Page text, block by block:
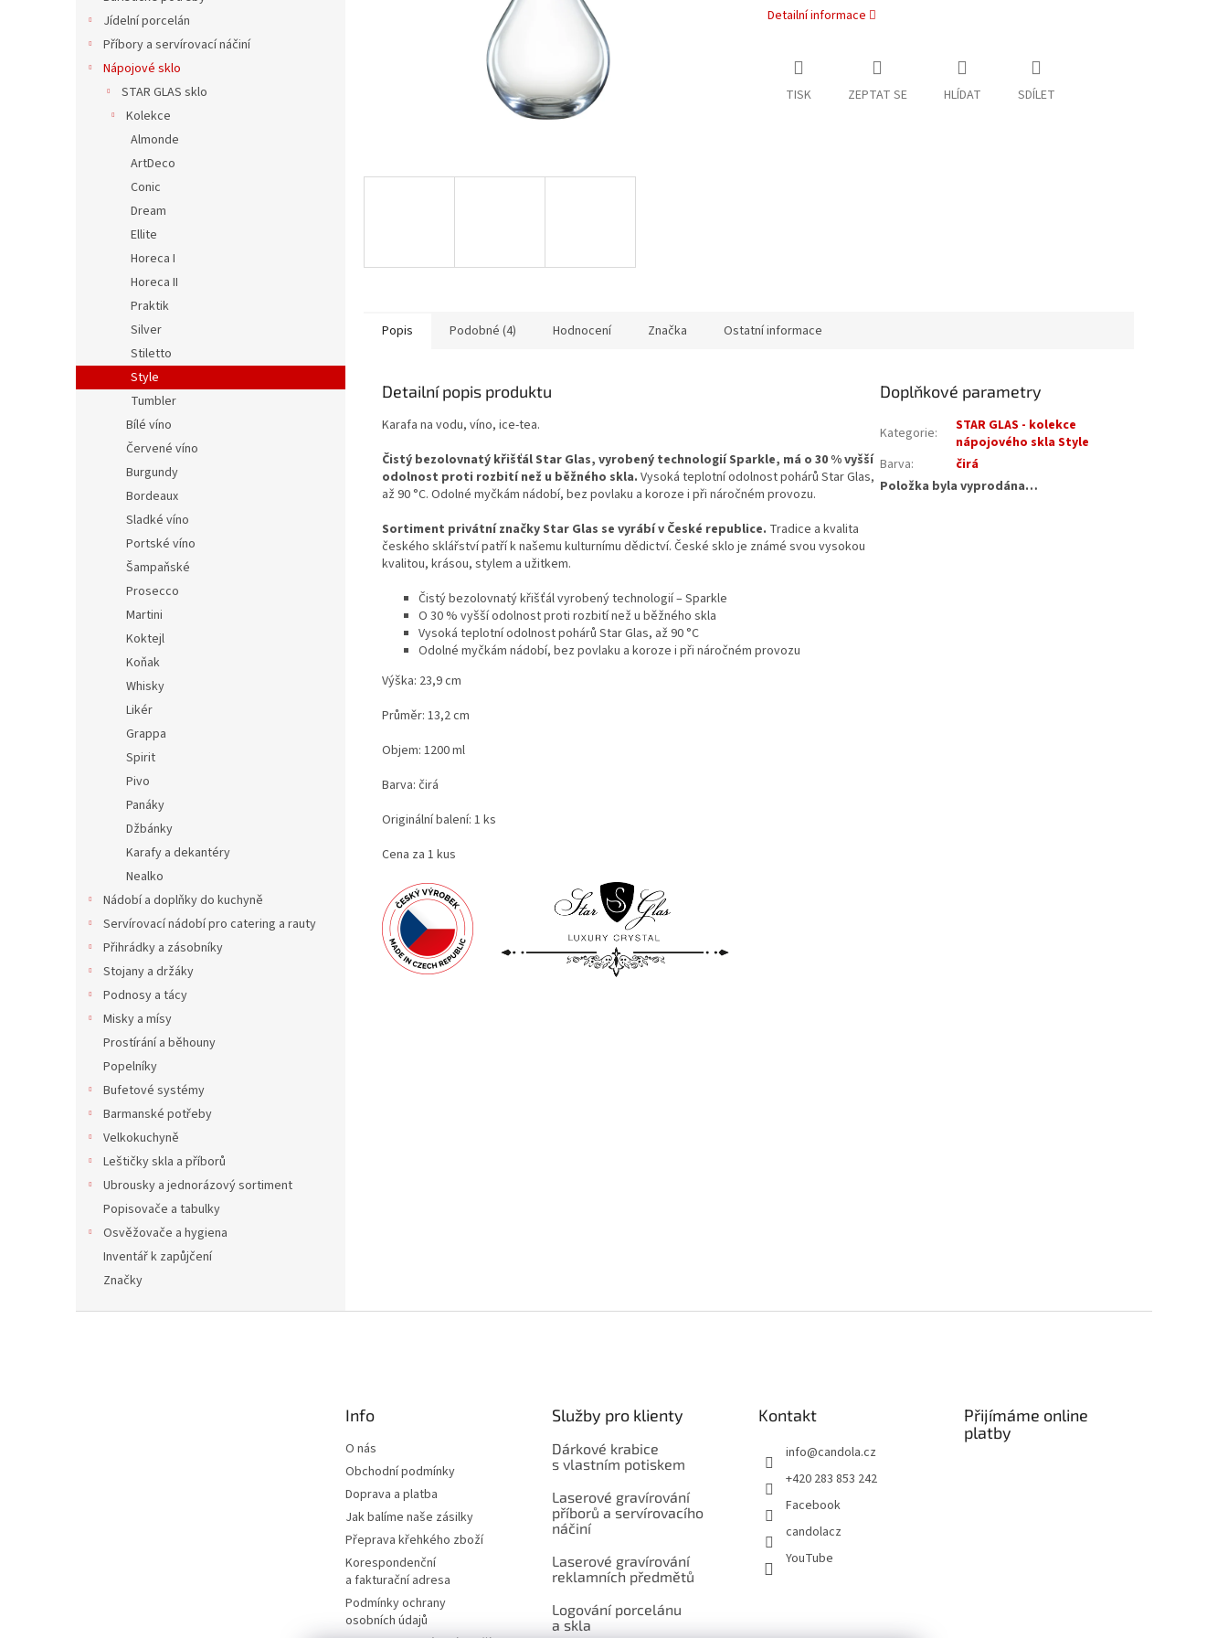
Jídelní porcelán
Příbory a servírovací náčiní
Nápojové sklo
STAR GLAS sklo
Kolekce
Almonde
ArtDeco
Conic
Dream
Ellite
Horeca I
Horeca II
Praktik
Silver
Stiletto
Style
Tumbler
Bílé víno
Červené víno
Burgundy
Bordeaux
Sladké víno
Portské víno
Šampaňské
Prosecco
Martini
Koktejl
Koňak
Whisky
Likér
Grappa
Spirit
Pivo
Panáky
Džbánky
Karafy a dekantéry
Nealko
Nádobí a doplňky do kuchyně
Servírovací nádobí pro catering a rauty
Přihrádky a zásobníky
Stojany a držáky
Podnosy a tácy
Misky a mísy
Prostírání a běhouny
Popelníky
Bufetové systémy
Barmanské potřeby
Velkokuchyně
Leštičky skla a příborů
Ubrousky a jednorázový sortiment
Popisovače a tabulky
Osvěžovače a hygiena
Inventář k zapůjčení
Značky
Detailní informace
TISK ZEPTAT SE HLÍDAT SDÍLET
Popis Podobné (4) Hodnocení Značka Ostatní informace
Detailní popis produktu
Karafa na vodu, víno, ice-tea.
Čistý bezolovnatý křišťál Star Glas, vyrobený technologií Sparkle, má o 30 % vyšší
odolnost proti rozbití než u běžného skla. Vysoká teplotní odolnost pohárů Star Glas,
až 90 °C. Odolné myčkám nádobí, bez povlaku a koroze i při náročném provozu.
Sortiment privátní značky Star Glas se vyrábí v České republice. Tradice a kvalita
českého sklářství patří k našemu kulturnímu dědictví. České sklo je známé svou vysokou
kvalitou, krásou, stylem a užitkem.
Čistý bezolovnatý křišťál vyrobený technologií – Sparkle
O 30 % vyšší odolnost proti rozbití než u běžného skla
Vysoká teplotní odolnost pohárů Star Glas, až 90 °C
Odolné myčkám nádobí, bez povlaku a koroze i při náročném provozu
Výška: 23,9 cm
Průměr: 13,2 cm
Objem: 1200 ml
Barva: čirá
Originální balení: 1 ks
Cena za 1 kus
Doplňkové parametry
Kategorie:
STAR GLAS - kolekce
nápojového skla Style
Barva:
čirá
Položka byla vyprodána…
Info
O nás
Obchodní podmínky
Doprava a platba
Jak balíme naše zásilky
Přeprava křehkého zboží
Korespondenční
a fakturační adresa
Podmínky ochrany
osobních údajů
Služby pro klienty
Dárkové krabice
s vlastním potiskem
Laserové gravírování
příborů a servírovacího
náčiní
Laserové gravírování
reklamních předmětů
Logování porcelánu
a skla
Kontakt
info@candola.cz
+420 283 853 242
Facebook
candolacz
YouTube
Přijímáme online
platby